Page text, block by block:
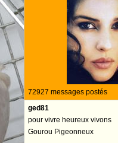
72927 messages postés
ged81
pour vivre heureux vivons
Gourou Pigeonneux